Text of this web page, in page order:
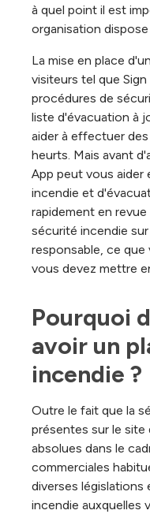
à quel point il est
organisation
La mise en place
visiteurs tel que
procédures de
liste d'évacuation à
aider à effectuer
heurts. Mais avant
App peut vous aider
incendie et
rapidement en
sécurité incendie
responsable, ce
vous devez mettre
Pourquoi
avoir un
incendie ?
Outre le fait que la
présentes sur le
absolues dans le
commerciales
diverses législations
incendie auxquelles